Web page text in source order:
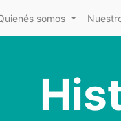
somos